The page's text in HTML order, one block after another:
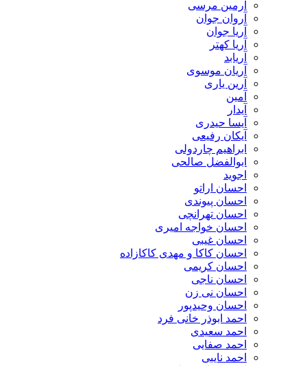
آرمین مرسی
آروان جوان
آریا جوان
آریا کهتر
آریابد
آریان موسوی
آرین یاری
آمین
آیدار
آیسا حیدری
آیکان رفیعی
ابراهیم چاردولی
ابوالفضل صالحی
اجوید
احسان اراتو
احسان پیوندی
احسان تهرانچی
احسان خواجه امیری
احسان غیبی
احسان کاکا و مهدی کاکازاده
احسان کریمی
احسان ناجی
احسان نی زن
احسان وحیدپور
احمد ابوذر خانی فرد
احمد سعیدی
احمد صفایی
احمد نایبی